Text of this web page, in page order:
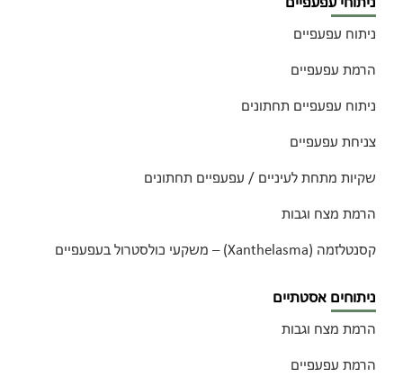
ניתוח עפעפיים
הרמת עפעפיים
ניתוח עפעפיים תחתונים
צניחת עפעפיים
שקיות מתחת לעיניים / עפעפיים תחתונים
הרמת מצח וגבות
קסנטלזמה (Xanthelasma) – משקעי כולסטרול בעפעפיים
ניתוחים אסטתיים
הרמת מצח וגבות
הרמת עפעפיים